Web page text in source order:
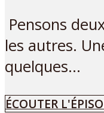
Pensons
les autres.
quelques...
ÉCOUTER